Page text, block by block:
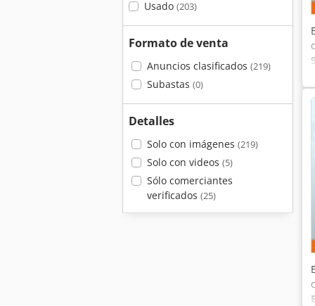
Usado (203)
Formato de venta
Anuncios clasificados (219)
Subastas (0)
Detalles
Solo con imágenes (219)
Solo con videos (5)
Sólo comerciantes
verificados (25)
9